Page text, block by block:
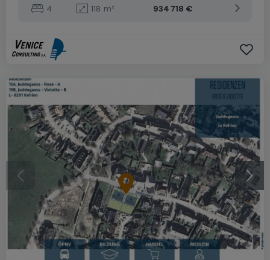
4
118 m² 934 718 €